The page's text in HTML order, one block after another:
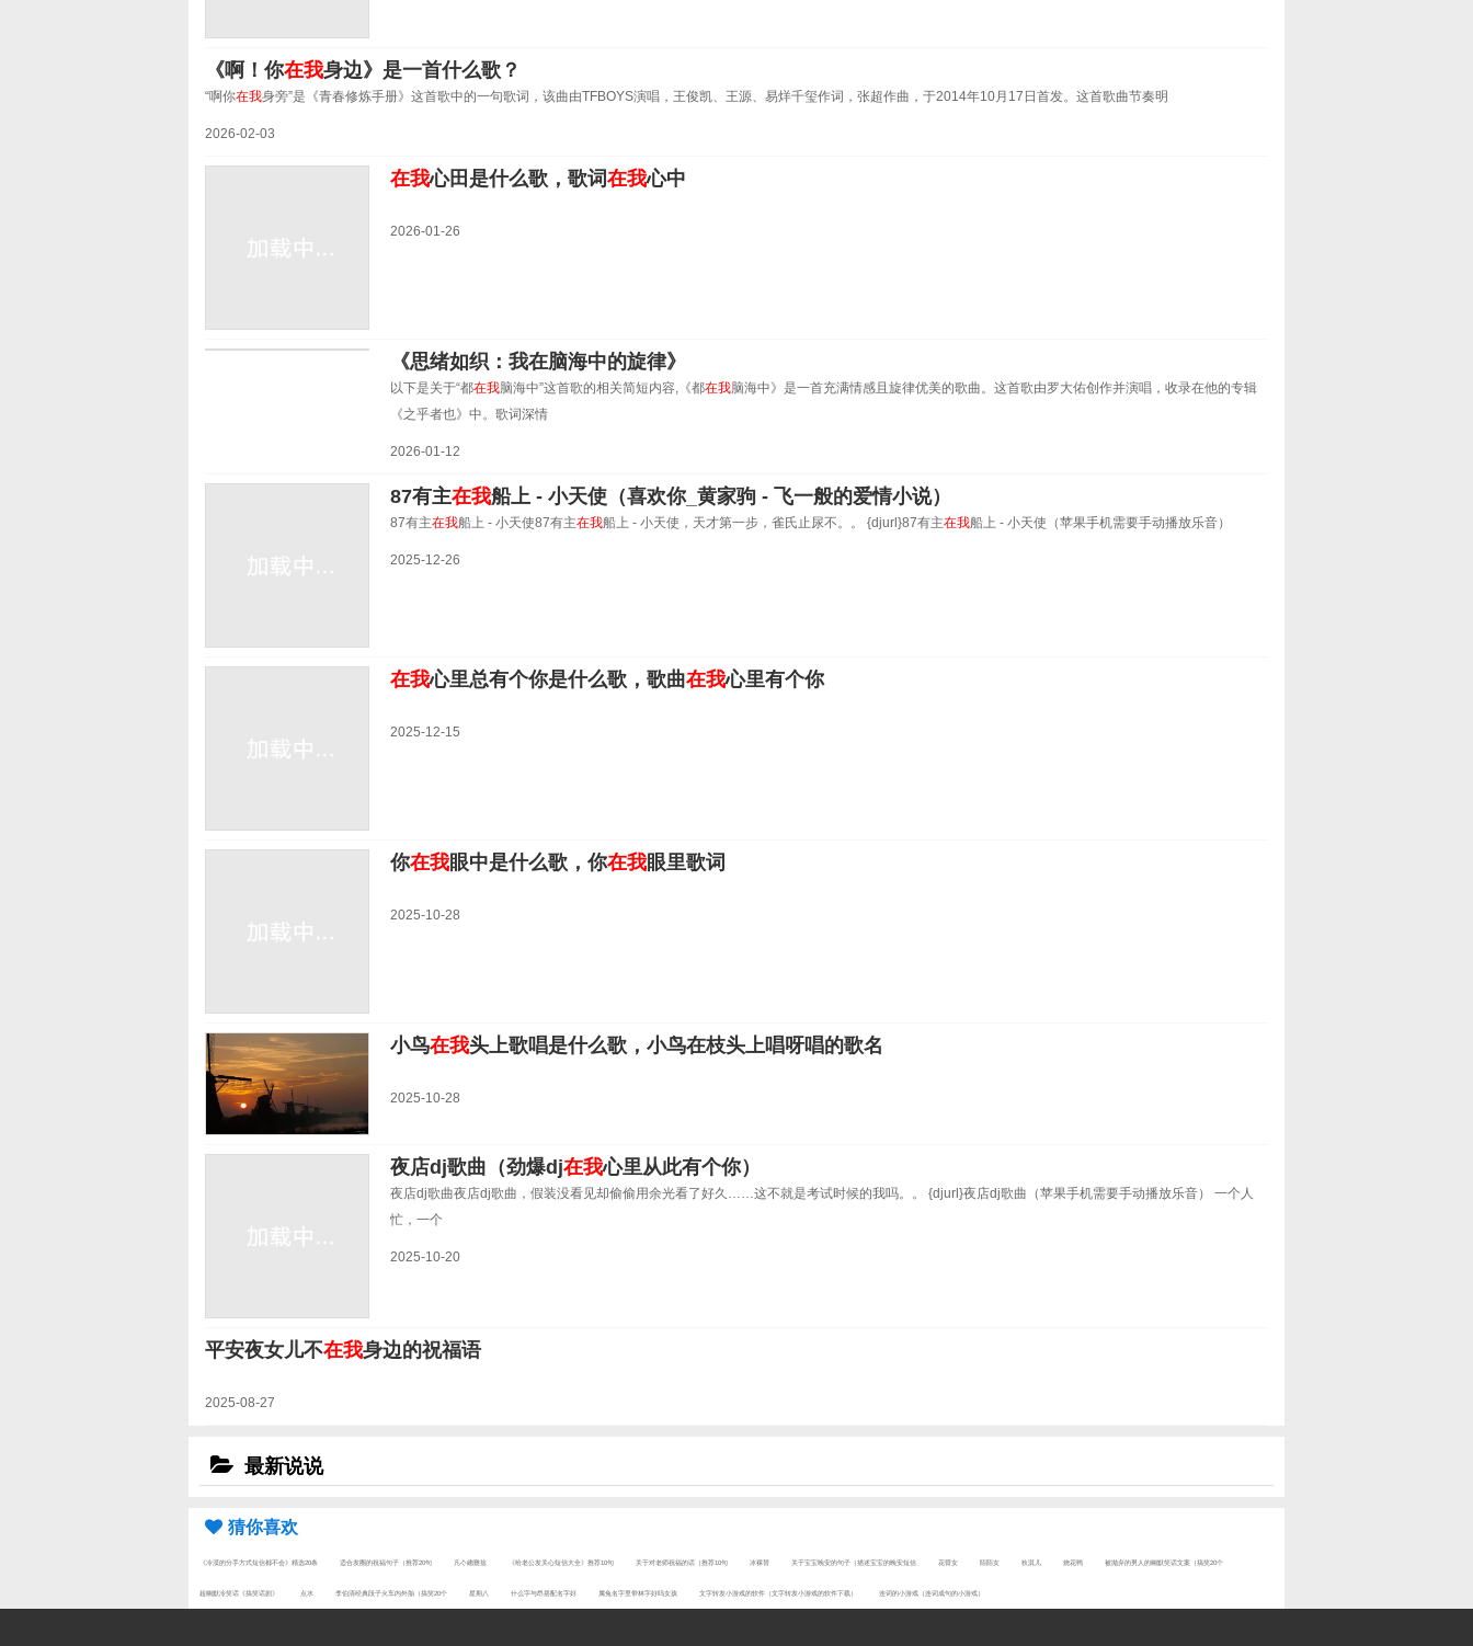
《啊！你在我身边》是一首什么歌？
“啊你在我身旁”是《青春修炼手册》这首歌中的一句歌词，该曲由TFBOYS演唱，王俊凯、王源、易烊千玺作词，张超作曲，于2014年10月17日首发。这首歌曲节奏明
2026-02-03
在我心田是什么歌，歌词在我心中
2026-01-26
《思绪如织：我在脑海中的旋律》
以下是关于“都在我脑海中”这首歌的相关简短内容,《都在我脑海中》是一首充满情感且旋律优美的歌曲。这首歌由罗大佑创作并演唱，收录在他的专辑
《之乎者也》中。歌词深情
2026-01-12
87有主在我船上 - 小天使（喜欢你_黄家驹 - 飞一般的爱情小说）
87有主在我船上 - 小天使87有主在我船上 - 小天使，天才第一步，雀氏止尿不。。 {djurl}87有主在我船上 - 小天使（苹果手机需要手动播放乐音）
2025-12-26
在我心里总有个你是什么歌，歌曲在我心里有个你
2025-12-15
你在我眼中是什么歌，你在我眼里歌词
2025-10-28
小鸟在我头上歌唱是什么歌，小鸟在枝头上唱呀唱的歌名
2025-10-28
夜店dj歌曲（劲爆dj在我心里从此有个你）
夜店dj歌曲夜店dj歌曲，假装没看见却偷偷用余光看了好久……这不就是考试时候的我吗。。 {djurl}夜店dj歌曲（苹果手机需要手动播放乐音） 一个人
忙，一个
2025-10-20
平安夜女儿不在我身边的祝福语
2025-08-27
最新说说
猜你喜欢
《冷漠的分手方式短信都不会》精选20条 适合发圈的祝福句子（推荐20句 凡亽總難捨 《给老公发关心短信大全》推荐10句 关于对老师祝福的话（推荐10句 冰裸替 关于宝宝晚安的句子（描述宝宝的晚安短信 花臂女 陌陌女 狄淇儿 烧花鸭 被抛弃的男人的幽默笑话文案（搞笑20个
超幽默冷笑话《搞笑话剧》 点水 李伯清经典段子火车内外胎（搞笑20个 星期八 什么字与昂搭配名字好 属兔名字里带林字好吗女孩 文字转发小游戏的软件（文字转发小游戏的软件下载） 连词的小游戏（连词成句的小游戏）